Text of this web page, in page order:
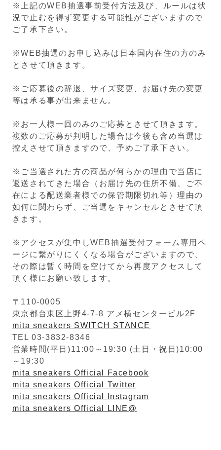
※上記のWEB抽選事前受付方法及び、ルールは状
況で止むを得ず変更する可能性がございますので
ご了承下さい。
※WEB抽選のお申し込みは日本国内在住の方のみ
とさせて頂きます。
※ご応募後の辞退、サイズ変更、お届け先の変更
等は承る事が出来ません。
※お一人様一回のみのご応募とさせて頂きます。
複数のご応募が判明した場合は今後も含め当選は
控えさせて頂きますので、予めご了承下さい。
※ご当選された方の商品が何らかの理由で当店に
返送されてきた場合（お届け先の住所不備、ご不
在による配送業者様での保管期限切れ等）理由の
如何に関わらず、ご当選をキャンセルとさせて頂
きます。
※アクセスが集中しWEB抽選受付フォーム専用ペ
ージに繋がりにくくなる場合がございますので、
その際は暫く時間を空けてから再度アクセスして
頂く様にお願い致します。
〒110-0005
東京都台東区上野4-7-8 アメ横センタービル2F
mita sneakers SWITCH STANCE
TEL 03-3832-8346
営業時間(平日)11:00～19:30 (土日・祝日)10:00
～19:30
mita sneakers Official Facebook
mita sneakers Official Twitter
mita sneakers Official Instagram
mita sneakers Official LINE@